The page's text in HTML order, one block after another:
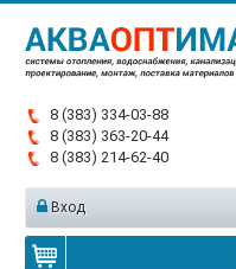
8 (383) 334-03-88
8 (383) 363-20-44
8 (383) 214-62-40
Вход